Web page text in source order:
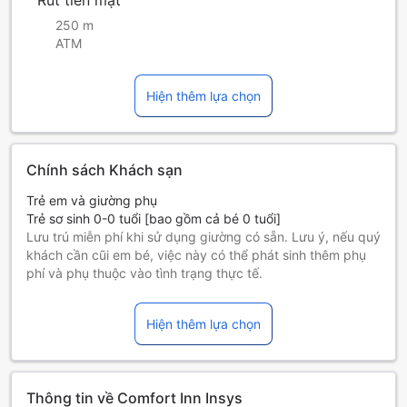
250 m
ATM
Hiện thêm lựa chọn
Chính sách Khách sạn
Trẻ em và giường phụ
Trẻ sơ sinh 0-0 tuổi [bao gồm cả bé 0 tuổi]
Lưu trú miễn phí khi sử dụng giường có sẵn. Lưu ý, nếu quý
khách cần cũi em bé, việc này có thể phát sinh thêm phụ
phí và phụ thuộc vào tình trạng thực tế.
Phải sử dụng giường phụ
Những khách từ 11 tuổi trở lên tính là người lớn
Giường phụ tùy thuộc vào loại phòng bạn chọn, xin vui lòng
kiểm tra thông tin phòng để biết thêm chi tiết.
thể được áp dụng.
Hiện thêm lựa chọn
Thông tin về Comfort Inn Insys